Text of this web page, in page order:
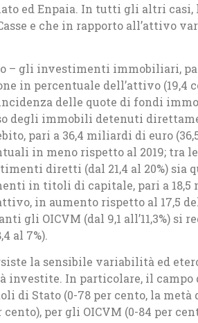
ed Enpaia. In tutti gli altri
e che in rapporto all’attivo
– gli investimenti immobiliari,
in percentuale dell’attivo (19,4
delle quote di fondi
degli immobili detenuti
pari a 36,4 miliardi di euro (36,5
in meno rispetto al 2019; tra
diretti (dal 21,4 al 20%) sia
in titoli di capitale, pari a 18,5
in aumento rispetto al 17,5
gli OICVM (dal 9,1 all’11,3%) si
al 7%).
la sensibile variabilità ed
investite. In particolare, il campo
di Stato (0-78 per cento, la metà
per gli OICVM (0-84 per